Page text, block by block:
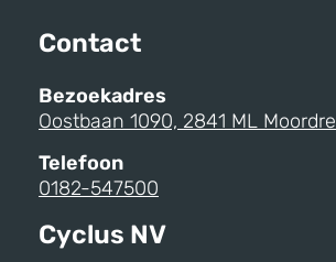
Contact
Bezoekadres
Oostbaan 1090, 2841 ML
Telefoon
0182-547500
Cyclus NV